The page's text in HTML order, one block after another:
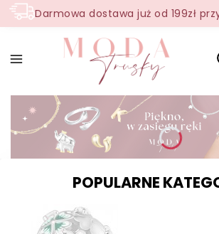
Darmowa dostawa już od 199zł
POPULARNE